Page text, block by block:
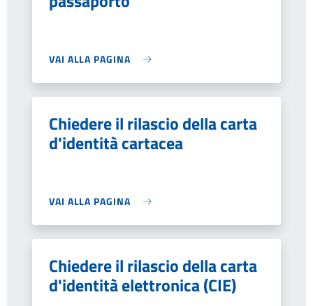
VAI ALLA PAGINA
Chiedere il rilascio della carta
d'identità cartacea
VAI ALLA PAGINA
Chiedere il rilascio della carta
d'identità elettronica (CIE)